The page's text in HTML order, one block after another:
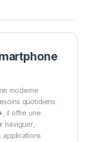
moderne
quotidiens.
, il offre une
naviguer,